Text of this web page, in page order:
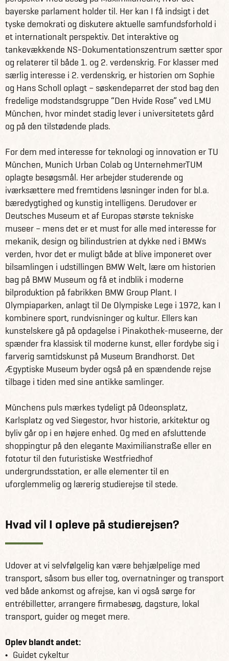
bayerske parlament holder til. Her kan I få indsigt i det
tyske demokrati og diskutere aktuelle samfundsforhold i
et internationalt perspektiv. Det interaktive og
tankevækkende NS-Dokumentationszentrum sætter spor
og relaterer til både 1. og 2. verdenskrig. For klasser med
særlig interesse i 2. verdenskrig, er historien om Sophie
og Hans Scholl oplagt – søskendeparret der stod bag den
fredelige modstandsgruppe “Den Hvide Rose” ved LMU
München, hvor mindet stadig lever i universitetets gård
og på den tilstødende plads.
For dem med interesse for teknologi og innovation er TU
München, Munich Urban Colab og UnternehmerTUM
oplagte besøgsmål. Her arbejder studerende og
iværksættere med fremtidens løsninger inden for bl.a.
bæredygtighed og kunstig intelligens. Derudover er
Deutsches Museum et af Europas største tekniske
museer – mens det er et must for alle med interesse for
mekanik, design og bilindustrien at dykke ned i BMWs
verden, hvor det er muligt både at blive imponeret over
bilsamlingen i udstillingen BMW Welt, lære om historien
bag på BMW Museum og få et indblik i moderne
bilproduktion på fabrikken BMW Group Plant. I
Olympiaparken, anlagt til De Olympiske Lege i 1972, kan I
kombinere sport, rundvisninger og kultur. Ellers kan
kunstelskere gå på opdagelse i Pinakothek-museerne, der
spænder fra klassisk til moderne kunst, eller fordybe sig i
farverig samtidskunst på Museum Brandhorst. Det
Ægyptiske Museum byder også på en spændende rejse
tilbage i tiden med sine antikke samlinger.
Münchens puls mærkes tydeligt på Odeonsplatz,
Karlsplatz og ved Siegestor, hvor historie, arkitektur og
byliv går op i en højere enhed. Og med en afsluttende
shoppingtur på den elegante Maximilianstraße eller en
fototur til den futuristiske Westfriedhof
undergrundsstation, er alle elementer til en
uforglemmelig og lærerig studierejse til stede.
Hvad vil I opleve på studierejsen?
Udover at vi selvfølgelig kan være behjælpelige med
transport, såsom bus eller tog, overnatninger og transport
ved både ankomst og afrejse, kan vi også sørge for
entrébilletter, arrangere firmabesøg, dagsture, lokal
transport, guider og meget mere.
Oplev blandt andet:
Guidet cykeltur